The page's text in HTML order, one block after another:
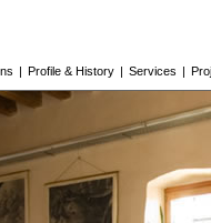
| Profile & History | Services |